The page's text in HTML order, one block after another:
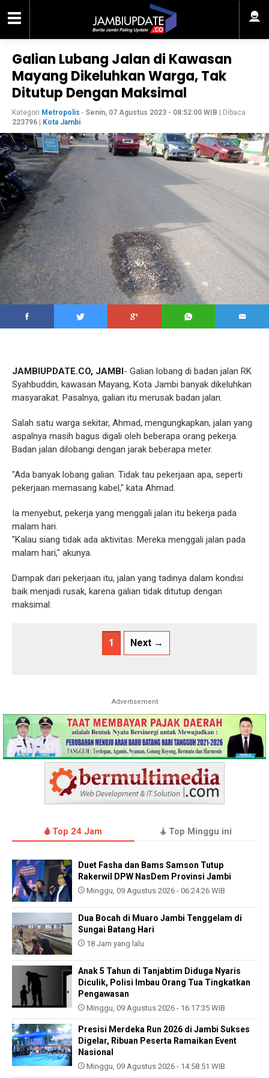
Galian Lubang Jalan di Kawasan
Mayang Dikeluhkan Warga, Tak
Ditutup Dengan Maksimal
Kategori Metropolis - Senin, 07 Agustus 2023 - 08:52:00 WIB | Dibaca:
223796
Kota Jambi
JAMBIUPDATE.CO, JAMBI- Galian lobang di badan jalan RK
Syahbuddin, kawasan Mayang, Kota Jambi banyak dikeluhkan
masyarakat. Pasalnya, galian itu merusak badan jalan.
Salah satu warga sekitar, Ahmad, mengungkapkan, jalan yang
aspalnya masih bagus digali oleh beberapa orang pekerja.
Badan jalan dilobangi dengan jarak beberapa meter.
"Ada banyak lobang galian. Tidak tau pekerjaan apa, seperti
pekerjaan memasang kabel," kata Ahmad.
Ia menyebut, pekerja yang menggali jalan itu bekerja pada
malam hari.
"Kalau siang tidak ada aktivitas. Mereka menggali jalan pada
malam hari," akunya.
Dampak dari pekerjaan itu, jalan yang tadinya dalam kondisi
baik menjadi rusak, karena galian tidak ditutup dengan
maksimal.
1 Next →
Advertisement
Top 24 Jam Top Minggu ini
Duet Fasha dan Bams Samson Tutup
Rakerwil DPW NasDem Provinsi Jambi
Minggu, 09 Agustus 2026 - 06:24:26 WIB
Dua Bocah di Muaro Jambi Tenggelam di
Sungai Batang Hari
18 Jam yang lalu
Anak 5 Tahun di Tanjabtim Diduga Nyaris
Diculik, Polisi Imbau Orang Tua Tingkatkan
Pengawasan
Minggu, 09 Agustus 2026 - 16:17:35 WIB
Presisi Merdeka Run 2026 di Jambi Sukses
Digelar, Ribuan Peserta Ramaikan Event
Nasional
Minggu, 09 Agustus 2026 - 14:58:51 WIB